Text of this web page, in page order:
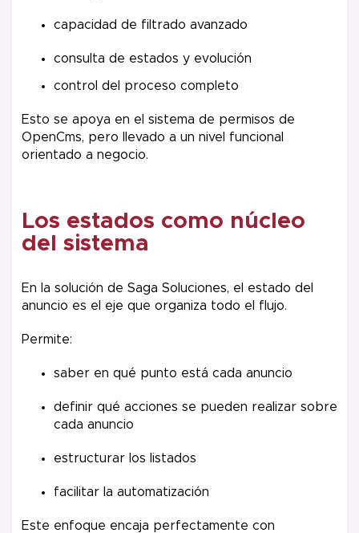
capacidad de filtrado avanzado
consulta de estados y evolución
control del proceso completo
Esto se apoya en el sistema de permisos de
OpenCms, pero llevado a un nivel funcional
orientado a negocio.
Los estados como núcleo
del sistema
En la solución de Saga Soluciones, el estado del
anuncio es el eje que organiza todo el flujo.
Permite:
saber en qué punto está cada anuncio
definir qué acciones se pueden realizar sobre
cada anuncio
estructurar los listados
facilitar la automatización
Este enfoque encaja perfectamente con